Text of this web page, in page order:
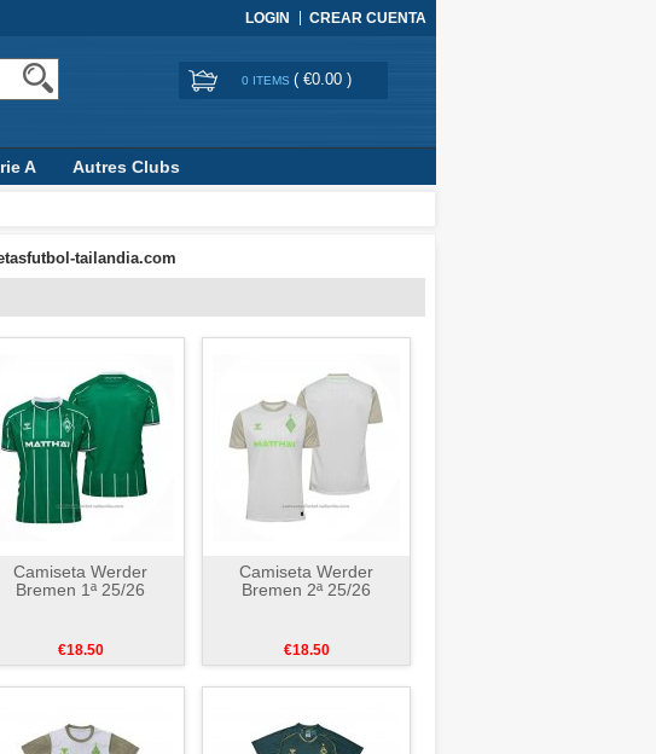
LOGIN CREAR CUENTA
0 ITEMS ( €0.00 )
A Autres Clubs
tailandia.com
Camiseta Werder
Bremen 1ª 25/26
€18.50
Camiseta Werder
Bremen 2ª 25/26
€18.50